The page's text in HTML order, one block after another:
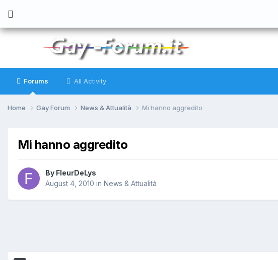
Forums All Activity
Home Gay Forum News & Attualità Mi hanno aggredito
Mi hanno aggredito
By FleurDeLys
August 4, 2010 in News & Attualità